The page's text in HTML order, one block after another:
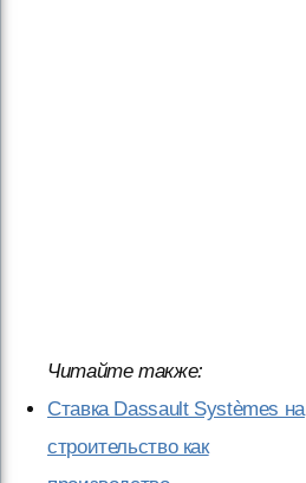
Читайте также:
Ставка Dassault Systèmes на
строительство как